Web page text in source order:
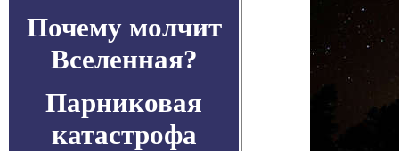
Почему молчит
Вселенная?
Парниковая
катастрофа